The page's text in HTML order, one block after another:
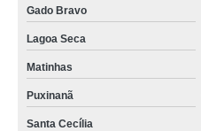
Gado Bravo
Lagoa Seca
Matinhas
Puxinanã
Santa Cecília